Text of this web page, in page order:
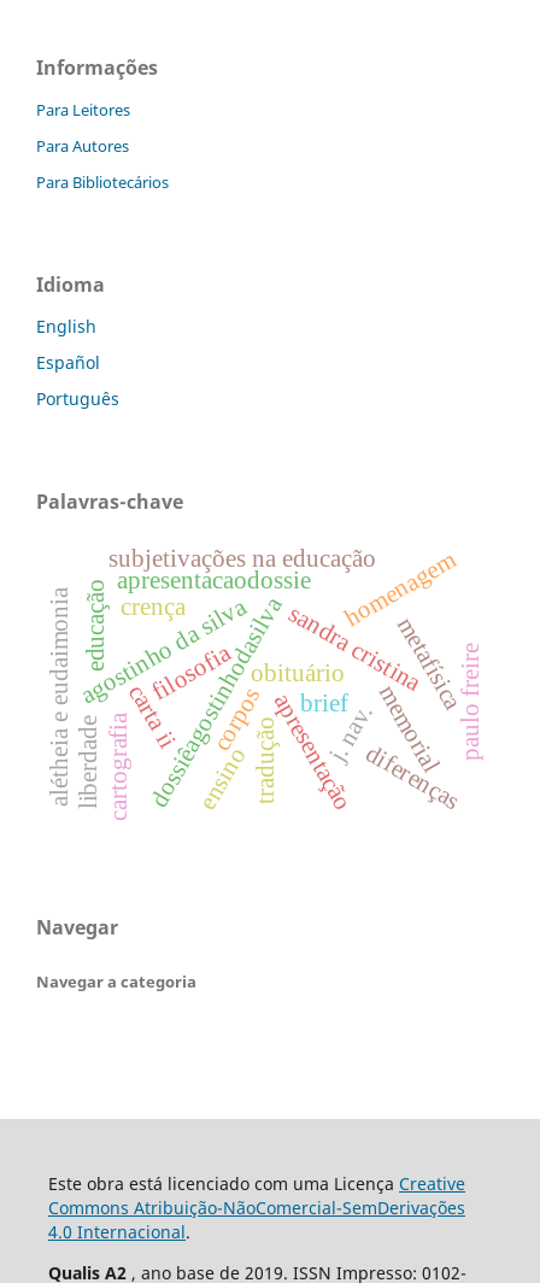
Informações
Para Leitores
Para Autores
Para Bibliotecários
Idioma
English
Español
Português
Palavras-chave
apresentação
dossiêagostinhodasilva
apresentacaodossie
tradução
briefj. nav.
agostinho da silva
carta ii
sandra cristina
obituário
homenagem
memorial
diferenças
corpos
subjetivações na educação
alétheia e eudaimonia filosofia metafísicapaulo freire
educação crença
cartografia
liberdade ensino
Navegar
Navegar a categoria
Este obra está licenciado com uma Licença Creative
Commons Atribuição-NãoComercial-SemDerivações
4.0 Internacional.
Qualis A2 , ano base de 2019. ISSN Impresso: 0102-